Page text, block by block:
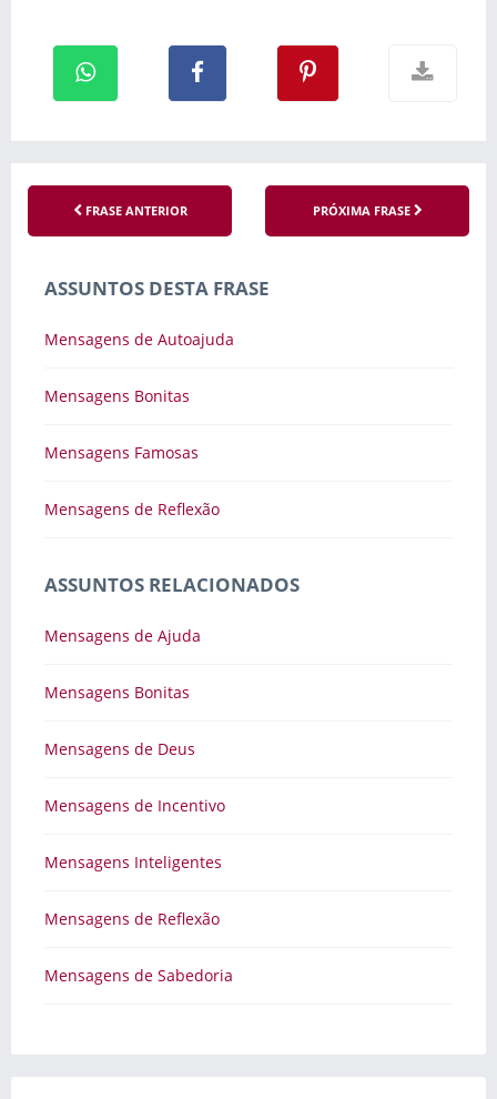
FRASE ANTERIOR PRÓXIMA FRASE
ASSUNTOS DESTA FRASE
Mensagens de Autoajuda
Mensagens Bonitas
Mensagens Famosas
Mensagens de Reflexão
ASSUNTOS RELACIONADOS
Mensagens de Ajuda
Mensagens Bonitas
Mensagens de Deus
Mensagens de Incentivo
Mensagens Inteligentes
Mensagens de Reflexão
Mensagens de Sabedoria